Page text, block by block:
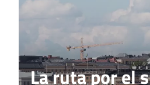
La ruta por el